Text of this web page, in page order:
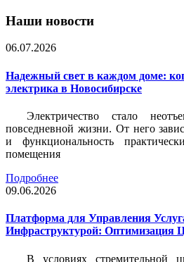
Наши новости
06.07.2026
Надежный свет в каждом доме:
электрика в Новосибирске
Электричество стало
повседневной жизни. От него
и функциональность
помещения
Подробнее
09.06.2026
Платформа для Управления
Инфраструктурой: Оптимизация
В условиях стремительной